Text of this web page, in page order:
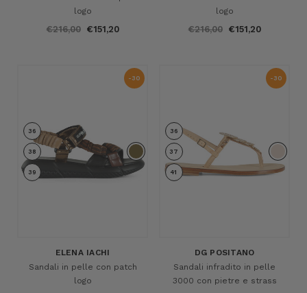
logo
€216,00 €151,20
logo
€216,00 €151,20
-30
36
38
39
ELENA IACHI
Sandali in pelle con patch
logo
-30
36
37
41
DG POSITANO
Sandali infradito in pelle
3000 con pietre e strass